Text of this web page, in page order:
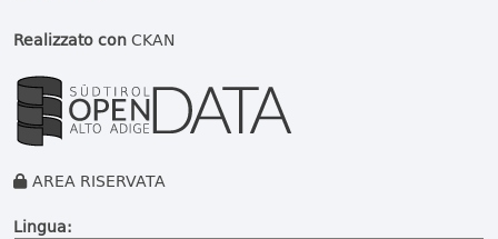
Realizzato conCKAN
AREA RISERVATA
Lingua